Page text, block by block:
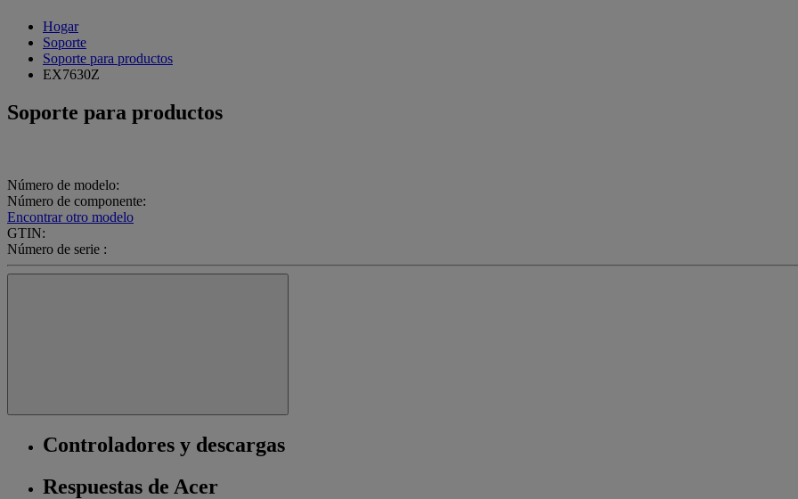
Hogar
Soporte
Soporte para productos
EX7630Z
Soporte para productos
Número de modelo:
Número de componente:
Encontrar otro modelo
GTIN:
Número de serie :
Controladores y descargas
Respuestas de Acer